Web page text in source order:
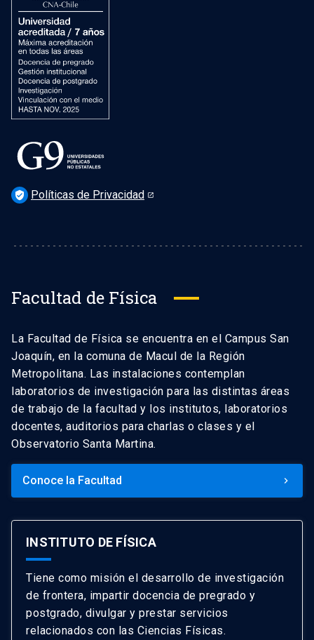
Preguntas Frecuentes
verified_user Políticas de Privacidad
Facultad de Física
La Facultad de Física se encuentra en el Campus San
Joaquín, en la comuna de Macul de la Región
Metropolitana. Las instalaciones contemplan
laboratorios de investigación para las distintas áreas
de trabajo de la facultad y los institutos, laboratorios
docentes, auditorios para charlas o clases y el
Observatorio Santa Martina.
Conoce la Facultad keyboard_arrow_right
INSTITUTO DE FÍSICA
Tiene como misión el desarrollo de investigación
de frontera, impartir docencia de pregrado y
postgrado, divulgar y prestar servicios
relacionados con las Ciencias Físicas.